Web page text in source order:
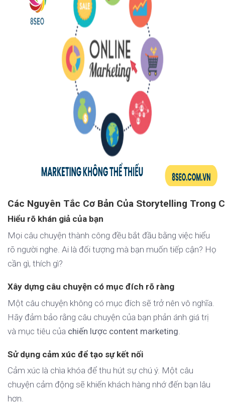
Các Nguyên Tắc Cơ Bản Của Storytelling Trong
Hiểu rõ khán giả của bạn
Mọi câu chuyện thành công đều bắt đầu bằng việc hiểu
rõ người nghe. Ai là đối tượng mà bạn muốn tiếp cận? Họ
cần gì, thích gì?
Xây dựng câu chuyện có mục đích rõ ràng
Một câu chuyện không có mục đích sẽ trở nên vô nghĩa.
Hãy đảm bảo rằng câu chuyện của bạn phản ánh giá trị
và mục tiêu của chiến lược content marketing
Sử dụng cảm xúc để tạo sự kết nối
Cảm xúc là chìa khóa để thu hút sự chú ý. Một câu
chuyện cảm động sẽ khiến khách hàng nhớ đến bạn lâu
hơn.